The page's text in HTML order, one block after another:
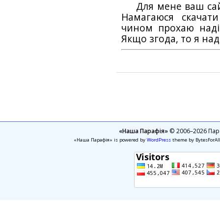
Для мене ваш
Намагаюся
чином прохаю
Якщо згода, то я
«Наша Парафія»© 2006–2026
«Наша Парафія» is powered by WordPresstheme by